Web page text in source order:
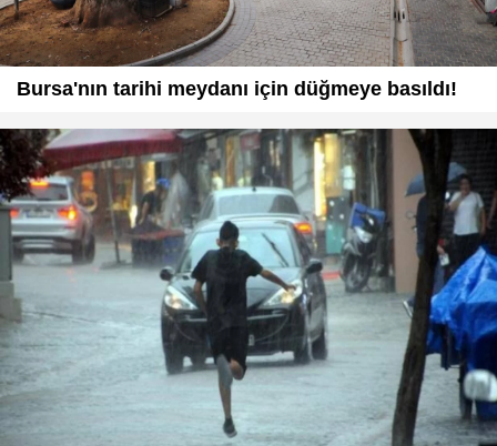
Bursa'nın tarihi meydanı için düğmeye basıldı!